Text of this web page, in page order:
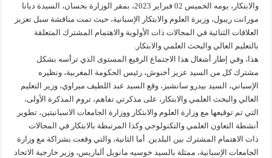
والابتكار، يومه الخميس 02 فبراير 2023، بمقر الوزارة بحسان، السيدة ديانا
مورانت ريبول، وزيرة العلوم والابتكار الإسبانية، حيث تمت مناقشة سبل تعزيز
العلاقات الثنائية في المجالات ذات الأولوية والاهتمام المشترك المتعلقة
بالتعليم العالي والبحث العلمي والابتكار.
هذا، وفي إطار أشغال هذا الاجتماع الرفيع المستوى الذي ترأسه بشكل
مشترك كل من السيد عزيز أخنوش، رئيس الحكومة المغربية، ونظيره
الإسباني، السيد بيدرو سانشيز، وقع السيد عبد اللطيف ميراوي، وزير التعليم
العالي والبحث العلمي والابتكار، على مذكرتي تفاهم، تروم المذكرة الأولى،
التي تم توقيعها مع وزارة العلوم والابتكار ووزارة الجامعات الاسبانيتين، تطوير
أنشطة التعاون العلمي والتكنولوجي وكذا المرتبطة بالابتكار في المجالات
ذات الاهتمام المشترك بين البلدين. أما الثانية، والتي وقعت بشراكة مع وزارة
الجامعات الإسبانية، ممثلة بالسيد خوسيه مانويل ألباريس، وزير خارجية الاتحاد